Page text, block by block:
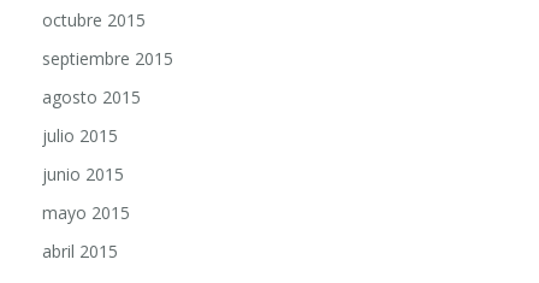
septiembre 2015
agosto 2015
julio 2015
junio 2015
mayo 2015
abril 2015
marzo 2015